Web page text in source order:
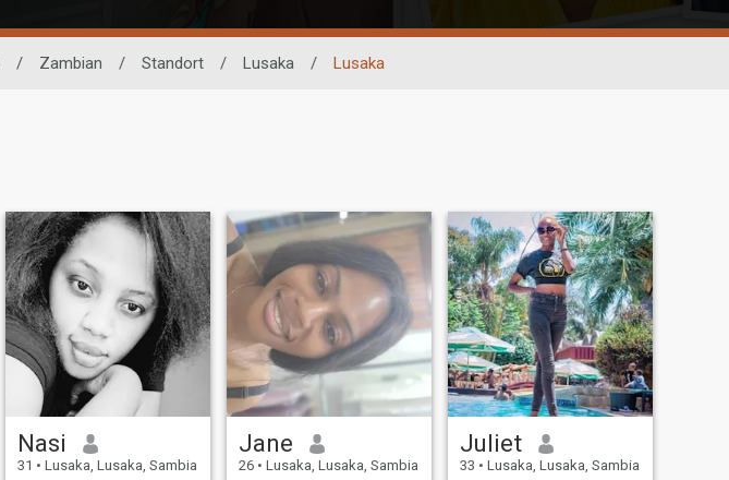
/ Zambian / Standort / Lusaka / Lusaka
Nasi
31 • Lusaka, Lusaka, Sambia
Jane
26 • Lusaka, Lusaka, Sambia
Juliet
33 • Lusaka, Lusaka, Sambia